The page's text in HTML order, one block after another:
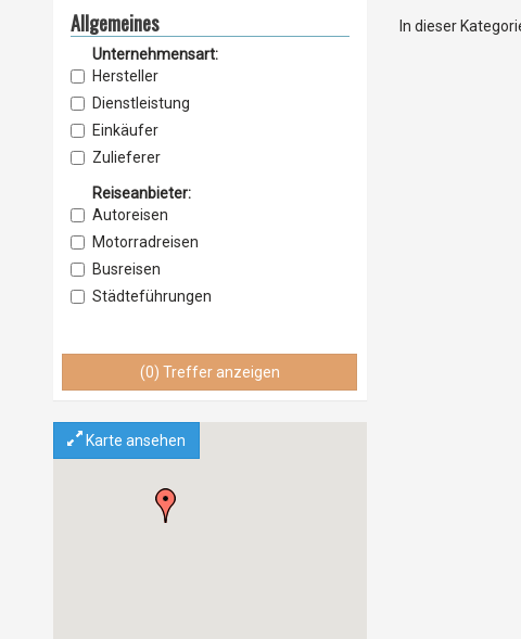
In dieser
Allgemeines
Unternehmensart:
Hersteller
Dienstleistung
Einkäufer
Zulieferer
Lieferant
Vertrieb
Service & Wartung
Importeur
Exporteur
Reiseanbieter:
Autoreisen
Motorradreisen
Busreisen
Städteführungen
Camping
Selbstfahrer Rundreisen
(0) Treffer anzeigen
Karte ansehen